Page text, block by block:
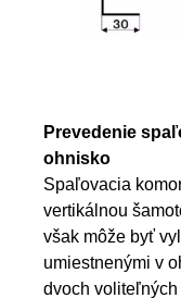
Prevedenie
ohnisko
Spaľovacia
vertikálnou
však môže byť
umiestnenými v
dvoch